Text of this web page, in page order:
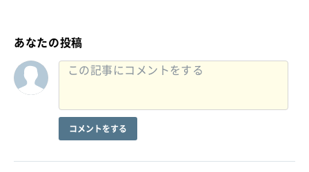
あなたの投稿
コメントをする